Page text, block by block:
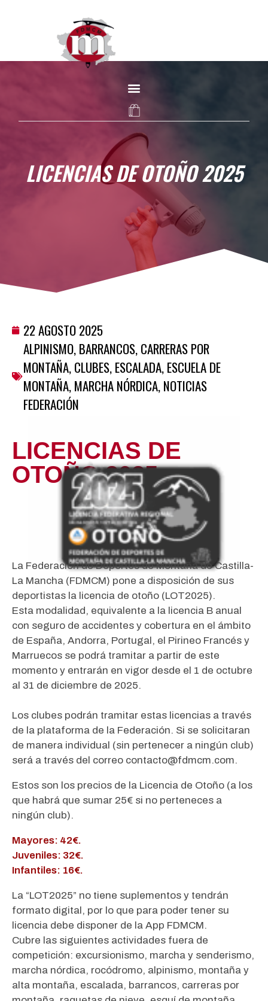
LICENCIAS DE OTOÑO 2025
22 AGOSTO 2025
ALPINISMO,BARRANCOS,CARRERAS POR
MONTAÑA,CLUBES,ESCALADA,ESCUELA DE
MONTAÑA,MARCHA NÓRDICA,NOTICIAS
FEDERACIÓN
LICENCIAS DE
OTOÑO 2025
La Federación de Deportes de Montaña de Castilla-
La Mancha (FDMCM) pone a disposición de sus
deportistas la licencia de otoño (LOT2025).
Esta modalidad, equivalente a la licencia B anual
con seguro de accidentes y cobertura en el ámbito
de España, Andorra, Portugal, el Pirineo Francés y
Marruecos se podrá tramitar a partir de este
momento y entrarán en vigor desde el 1 de octubre
al 31 de diciembre de 2025.
Los clubes podrán tramitar estas licencias a través
de la plataforma de la Federación. Si se solicitaran
de manera individual (sin pertenecer a ningún club)
será a través del correo contacto@fdmcm.com.
Estos son los precios de la Licencia de Otoño (a los
que habrá que sumar 25€ si no perteneces a
ningún club).
Mayores: 42€.
Juveniles: 32€.
Infantiles: 16€.
La “LOT2025” no tiene suplementos y tendrán
formato digital, por lo que para poder tener su
licencia debe disponer de la App FDMCM.
Cubre las siguientes actividades fuera de
competición: excursionismo, marcha y senderismo,
marcha nórdica, rocódromo, alpinismo, montaña y
alta montaña, escalada, barrancos, carreras por